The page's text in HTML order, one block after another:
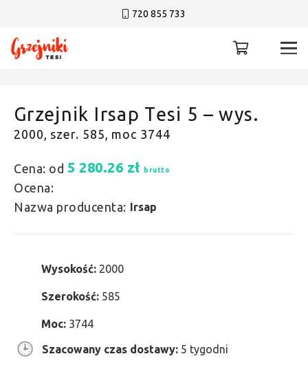
720 855 733
Grzejnik Irsap Tesi 5 – wys.
2000, szer. 585, moc 3744
Cena: od 5 280.26 zł brutto
Ocena:
Nazwa producenta: Irsap
Wysokość: 2000
Szerokość: 585
Moc: 3744
Szacowany czas dostawy: 5 tygodni